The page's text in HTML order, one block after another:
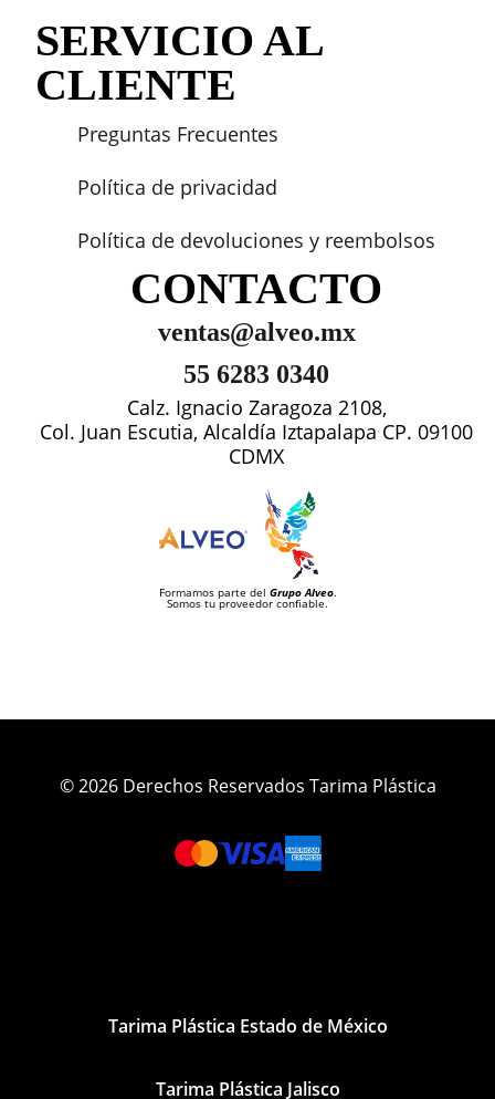
SERVICIO AL
CLIENTE
Preguntas Frecuentes
Política de privacidad
Política de devoluciones y reembolsos
CONTACTO
ventas@alveo.mx
55 6283 0340
Calz. Ignacio Zaragoza 2108,
Col. Juan Escutia, Alcaldía Iztapalapa CP. 09100
CDMX
Formamos parte del Grupo Alveo.
Somos tu proveedor confiable.
© 2026 Derechos Reservados Tarima Plástica
Tarima Plástica Estado de México
Tarima Plástica Jalisco